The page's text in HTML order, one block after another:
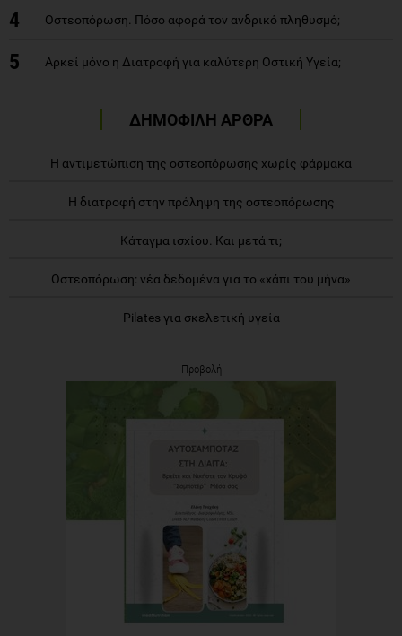
4 Οστεοπόρωση. Πόσο αφορά τον ανδρικό πληθυσμό;
5 Αρκεί μόνο η Διατροφή για καλύτερη Οστική Υγεία;
ΔΗΜΟΦΙΛΗ ΑΡΘΡΑ
Η αντιμετώπιση της οστεοπόρωσης χωρίς φάρμακα
Η διατροφή στην πρόληψη της οστεοπόρωσης
Κάταγμα ισχίου. Και μετά τι;
Οστεοπόρωση: νέα δεδομένα για το «χάπι του μήνα»
Pilates για σκελετική υγεία
Προβολή